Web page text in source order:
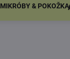
MIKRÓBY & POKOŽKA